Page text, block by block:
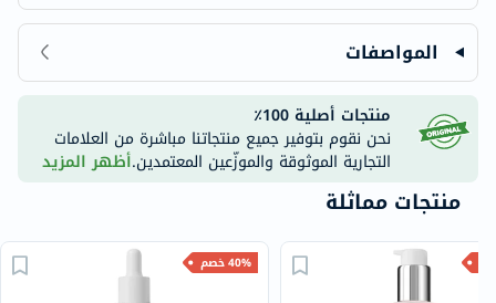
المواصفات
منتجات أصلية 100٪
نحن نقوم بتوفير جميع منتجاتنا مباشرة من العلامات
التجارية الموثوقة والموزّعين المعتمدين.أظهر المزيد
منتجات مماثلة
40% خصم